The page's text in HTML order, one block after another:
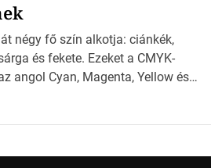
a papírméretek izgalmas
hogy jobban megértsd,
érdemes választanod a
világába A […]
négy fő szín alkotja: ciánkék,
és fekete. Ezeket a CMYK-
angol Cyan, Magenta, Yellow és